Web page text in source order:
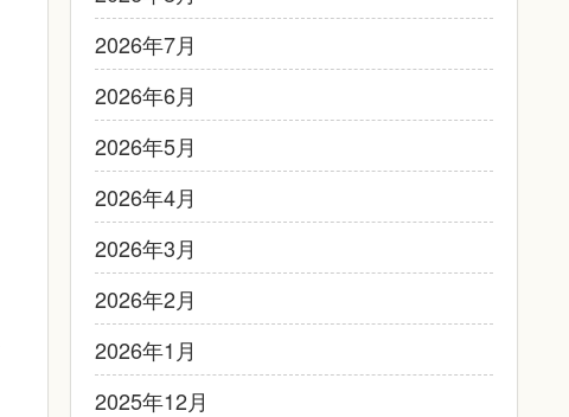
2026年7月
2026年6月
2026年5月
2026年4月
2026年3月
2026年2月
2026年1月
2025年12月